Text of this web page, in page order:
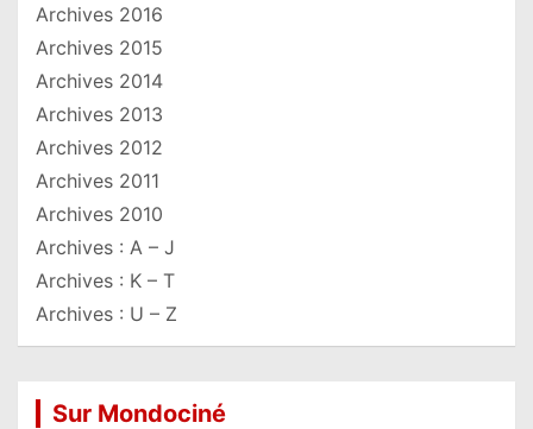
Archives 2016
Archives 2015
Archives 2014
Archives 2013
Archives 2012
Archives 2011
Archives 2010
Archives : A – J
Archives : K – T
Archives : U – Z
Sur Mondociné